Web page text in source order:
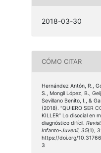
2018-03-30
CÓMO CITAR
Hernández Antón, R.,
S., Mongil López, B.,
Sevillano Benito, I., &
(2018). “QUIERO SER
KILLER” Lo disocial en
diagnóstico difícil.
Infanto-Juvenil, 35(1),
https://doi.org/
3